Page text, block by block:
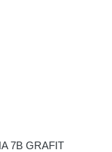
7B GRAFIT